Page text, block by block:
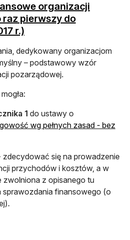
organizacji
raz pierwszy do
r.)
dedykowany organizacjom
– podstawowy wzór
pozarządowej.
1 do ustawy o
wg pełnych zasad - bez
w nowej karcie
zdecydować się na prowadzenie
przychodów i kosztów, a w
zwolniona z opisanego tu
sprawozdania finansowego (o